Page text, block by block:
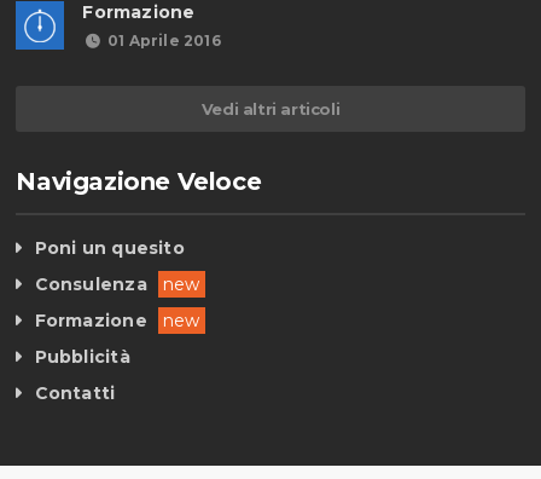
Formazione
01 Aprile 2016
Vedi altri articoli
Navigazione Veloce
Poni un quesito
Consulenza
new
Formazione
new
Pubblicità
Contatti